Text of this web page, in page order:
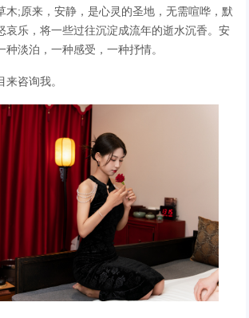
木;原来，安静，是心灵的圣地，无需喧哗，默
哀乐，将一些过往沉淀成流年的逝水沉香。安
淡泊，一种感受，一种抒情。
咨询我。